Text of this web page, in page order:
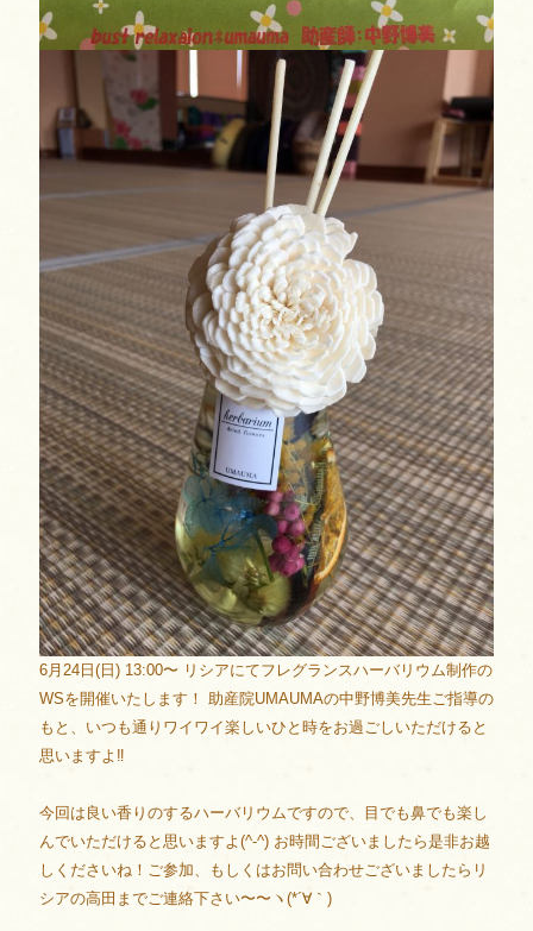
6月24日(日) 13:00〜 リシアにてフレグランスハーバリウム制作の
WSを開催いたします！ 助産院UMAUMAの中野博美先生ご指導の
もと、いつも通りワイワイ楽しいひと時をお過ごしいただけると
思いますよ‼︎
今回は良い香りのするハーバリウムですので、目でも鼻でも楽し
んでいただけると思いますよ(^-^) お時間ございましたら是非お越
しくださいね！ご参加、もしくはお問い合わせございましたらリ
シアの高田までご連絡下さい〜〜ヽ(*´∀｀)